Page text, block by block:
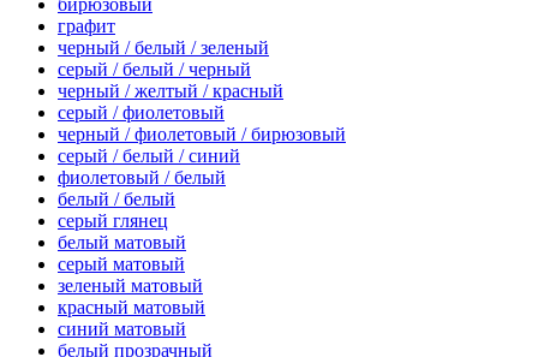
бирюзовый
графит
черный / белый / зеленый
серый / белый / черный
черный / желтый / красный
серый / фиолетовый
черный / фиолетовый / бирюзовый
серый / белый / синий
фиолетовый / белый
белый / белый
серый глянец
белый матовый
серый матовый
зеленый матовый
красный матовый
синий матовый
белый прозрачный